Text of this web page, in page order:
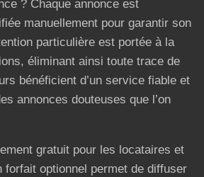
? Chaque annonce est
manuellement pour garantir son
particulière est portée à la
éliminant ainsi toute trace de
bénéficient d’un service fiable et
annonces douteuses que l’on
gratuit pour les locataires et
forfait optionnel permet de diffuser